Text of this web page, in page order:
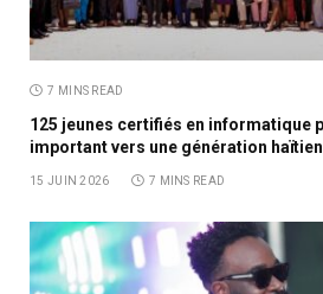
7 MINS READ
125 jeunes certifiés en informatique
important vers une génération
15 JUIN 2026 7 MINS READ